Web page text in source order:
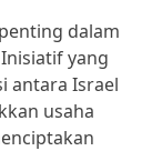
dalam
yang
antara Israel
usaha